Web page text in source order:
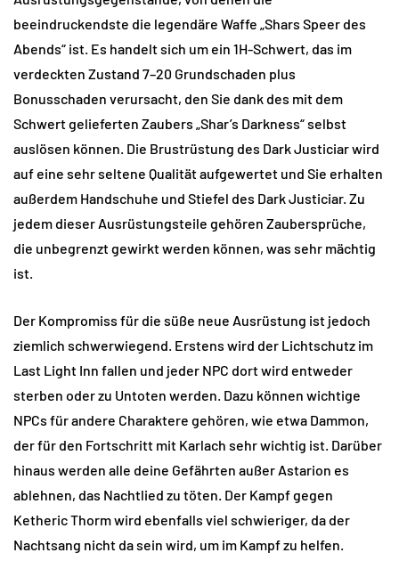
beeindruckendste die legendäre Waffe „Shars Speer des
Abends“ ist. Es handelt sich um ein 1H-Schwert, das im
verdeckten Zustand 7–20 Grundschaden plus
Bonusschaden verursacht, den Sie dank des mit dem
Schwert gelieferten Zaubers „Shar’s Darkness“ selbst
auslösen können. Die Brustrüstung des Dark Justiciar wird
auf eine sehr seltene Qualität aufgewertet und Sie erhalten
außerdem Handschuhe und Stiefel des Dark Justiciar. Zu
jedem dieser Ausrüstungsteile gehören Zaubersprüche,
die unbegrenzt gewirkt werden können, was sehr mächtig
ist.
Der Kompromiss für die süße neue Ausrüstung ist jedoch
ziemlich schwerwiegend. Erstens wird der Lichtschutz im
Last Light Inn fallen und jeder NPC dort wird entweder
sterben oder zu Untoten werden. Dazu können wichtige
NPCs für andere Charaktere gehören, wie etwa Dammon,
der für den Fortschritt mit Karlach sehr wichtig ist. Darüber
hinaus werden alle deine Gefährten außer Astarion es
ablehnen, das Nachtlied zu töten. Der Kampf gegen
Ketheric Thorm wird ebenfalls viel schwieriger, da der
Nachtsang nicht da sein wird, um im Kampf zu helfen.